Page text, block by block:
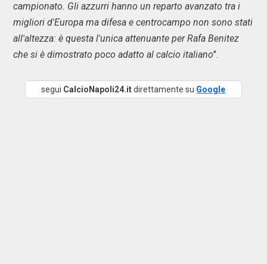
campionato. Gli azzurri hanno un reparto avanzato tra i
migliori d'Europa ma difesa e centrocampo non sono stati
all'altezza: è questa l'unica attenuante per Rafa Benitez
che si è dimostrato poco adatto al calcio italiano".
segui CalcioNapoli24.itdirettamente su Google